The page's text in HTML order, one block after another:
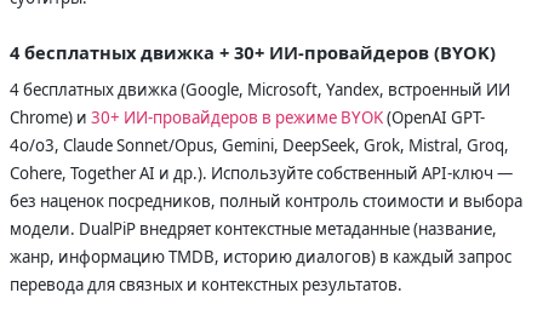
4 бесплатных движка + 30+ ИИ-провайдеров (BYOK)
4 бесплатных движка (Google, Microsoft, Yandex, встроенный ИИ
Chrome) и 30+ ИИ-провайдеров в режиме BYOK(OpenAI GPT-
4o/o3, Claude Sonnet/Opus, Gemini, DeepSeek, Grok, Mistral, Groq,
Cohere, Together AI и др.). Используйте собственный API-ключ —
без наценок посредников, полный контроль стоимости и выбора
модели. DualPiP внедряет контекстные метаданные (название,
жанр, информацию TMDB, историю диалогов) в каждый запрос
перевода для связных и контекстных результатов.